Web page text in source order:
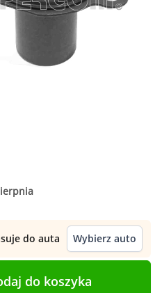
do auta
Wybierz auto
do koszyka